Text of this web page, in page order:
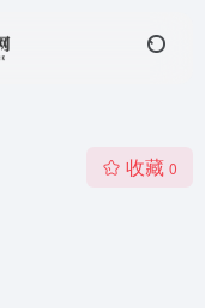
收藏 0